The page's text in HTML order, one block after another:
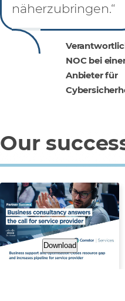
näherzubringen.“
NOC bei
Anbieter für
Our
Download